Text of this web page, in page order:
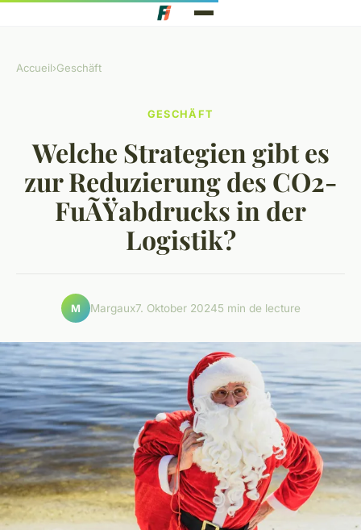
Accueil›Geschäft
GESCHÄFT
Welche Strategien gibt es
zur Reduzierung des CO2-
FuÃŸabdrucks in der
Logistik?
M Margaux7. Oktober 20245 min de lecture